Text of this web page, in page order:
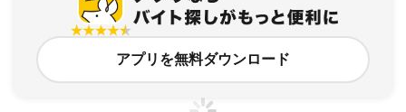
アプリを無料ダウンロード